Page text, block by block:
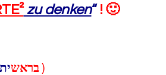
zu denken“ ! 🙂
בראשית )